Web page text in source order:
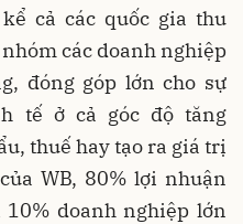
cả các quốc gia thu
các doanh nghiệp
đóng góp lớn cho sự
tế ở cả góc độ tăng
thuế hay tạo ra giá trị
WB, 80% lợi nhuận
doanh nghiệp lớn